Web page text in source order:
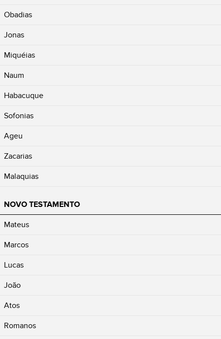
Obadias
Jonas
Miquéias
Naum
Habacuque
Sofonias
Ageu
Zacarias
Malaquias
NOVO TESTAMENTO
Mateus
Marcos
Lucas
João
Atos
Romanos